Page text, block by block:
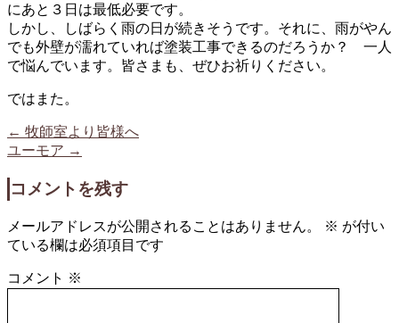
にあと３日は最低必要です。
しかし、しばらく雨の日が続きそうです。それに、雨がやん
でも外壁が濡れていれば塗装工事できるのだろうか？ 一人
で悩んでいます。皆さまも、ぜひお祈りください。
ではまた。
← 牧師室より皆様へ
ユーモア →
コメントを残す
メールアドレスが公開されることはありません。 ※ が付い
ている欄は必須項目です
コメント ※